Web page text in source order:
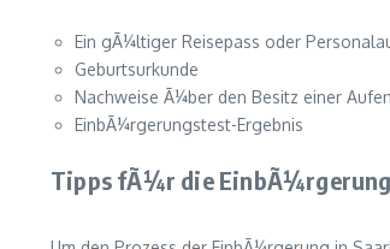
Ein gÃ¼ltiger Reisepass oder
Geburtsurkunde
Nachweise Ã¼ber den Besitz einer
EinbÃ¼rgerungstest-Ergebnis
Tipps fÃ¼r die